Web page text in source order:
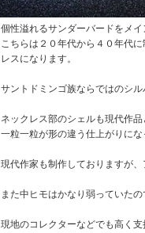
個性溢れるサンダーバードをメ
こちらは２０年代から４０年代
レスになります。
サントドミンゴ族ならではのシ
ネックレス部のシェルも現代作
一粒一粒が形の違う仕上がりに
現代作家も制作しておりますが
また中ヒモはかなり弱っていた
現地のコレクターなどでも高く